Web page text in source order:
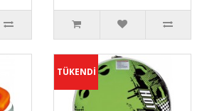
TÜKENDİ